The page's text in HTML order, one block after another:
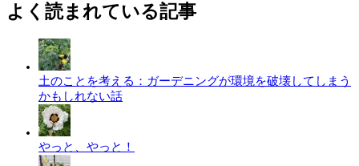
よく読まれている記事
土のことを考える：ガーデニングが環境を破壊してしまう
かもしれない話
やっと、やっと！